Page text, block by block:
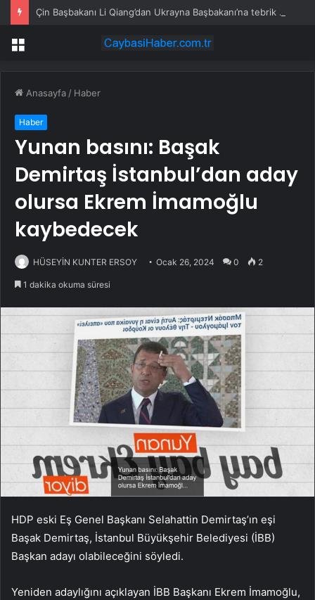
Çin Başbakanı Li Qiang’dan Ukrayna Başbakanı’na tebrik mesajı
Menü
Anasayfa / Haber
Haber
Yunan basını: Başak
Demirtaş İstanbul’dan aday
olursa Ekrem İmamoğlu
kaybedecek
HÜSEYİN KUNTER ERSOY Ocak 26, 2024 0 2
1 dakika okuma süresi
HDP eski Eş Genel Başkanı Selahattin Demirtaş’ın eşi
Başak Demirtaş, İstanbul Büyükşehir Belediyesi (İBB)
Başkan adayı olabileceğini söyledi.
Yeniden adaylığını açıklayan İBB Başkanı Ekrem İmamoğlu,